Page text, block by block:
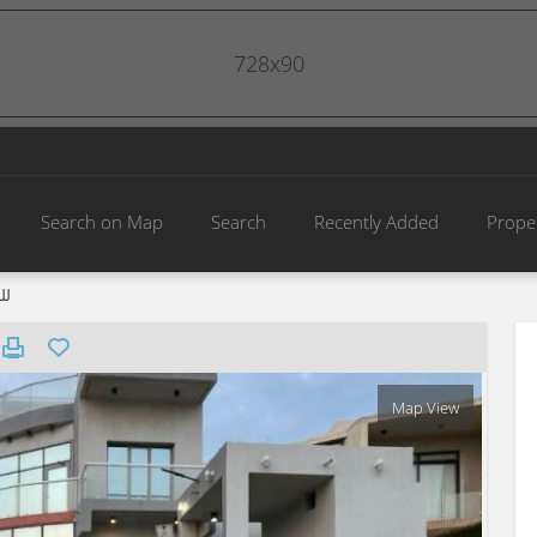
Search on Map Search Recently Added
Map View
728x90